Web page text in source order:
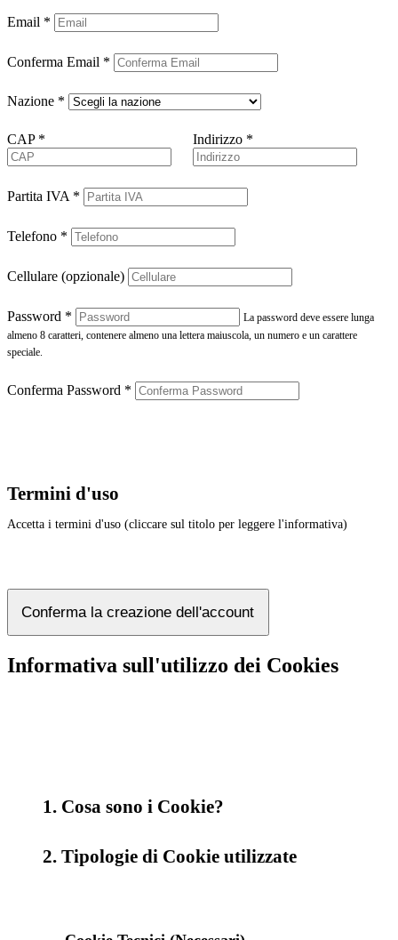
Email *
Conferma Email *
Nazione *
CAP * Indirizzo *
Partita IVA *
Telefono *
Cellulare (opzionale)
Password *
La password deve essere lunga
almeno 8 caratteri, contenere almeno una lettera maiuscola, un numero e un carattere
speciale.
Conferma Password *
Termini d'uso
Accetta i termini d'uso (cliccare sul titolo per leggere l'informativa)
Conferma la creazione dell'account
Informativa sull'utilizzo dei Cookies
1. Cosa sono i Cookie?
2. Tipologie di Cookie utilizzate